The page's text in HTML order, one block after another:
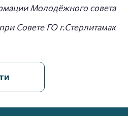
Молодёжного совета
при Совете ГО г.Стерлитамак